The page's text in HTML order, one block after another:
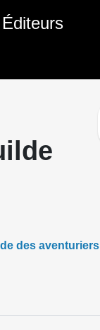
Éditeurs
des aventuriers